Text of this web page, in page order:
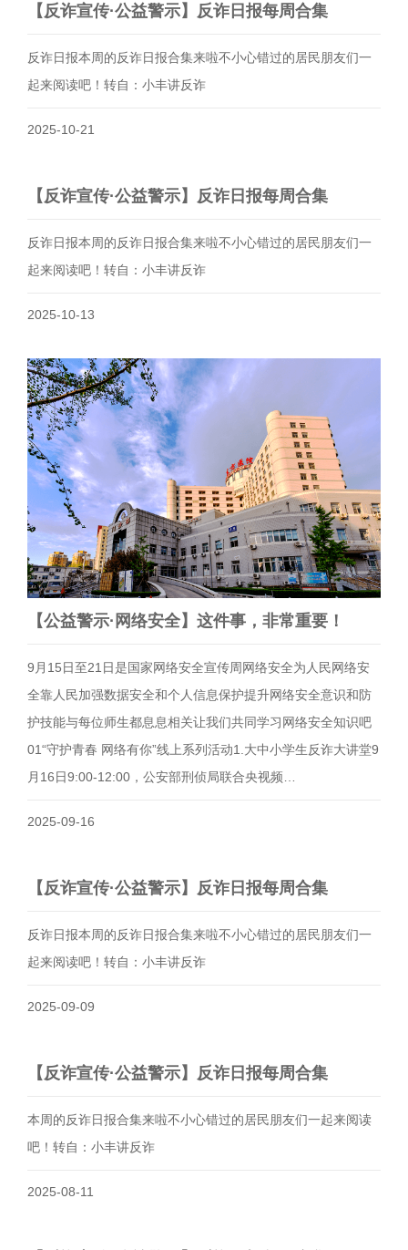
【反诈宣传·公益警示】反诈日报每周合集
反诈日报本周的反诈日报合集来啦不小心错过的居民朋友们一
起来阅读吧！转自：小丰讲反诈
2025-10-21
【反诈宣传·公益警示】反诈日报每周合集
反诈日报本周的反诈日报合集来啦不小心错过的居民朋友们一
起来阅读吧！转自：小丰讲反诈
2025-10-13
【公益警示·网络安全】这件事，非常重要！
9月15日至21日是国家网络安全宣传周网络安全为人民网络安
全靠人民加强数据安全和个人信息保护提升网络安全意识和防
护技能与每位师生都息息相关让我们共同学习网络安全知识吧
01“守护青春 网络有你”线上系列活动1.大中小学生反诈大讲堂9
月16日9:00-12:00，公安部刑侦局联合央视频…
2025-09-16
【反诈宣传·公益警示】反诈日报每周合集
反诈日报本周的反诈日报合集来啦不小心错过的居民朋友们一
起来阅读吧！转自：小丰讲反诈
2025-09-09
​【反诈宣传·公益警示】反诈日报每周合集
本周的反诈日报合集来啦不小心错过的居民朋友们一起来阅读
吧！转自：小丰讲反诈
2025-08-11